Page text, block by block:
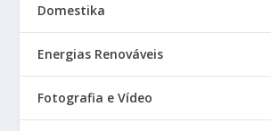
Domestika
Energias Renováveis
Fotografia e Vídeo